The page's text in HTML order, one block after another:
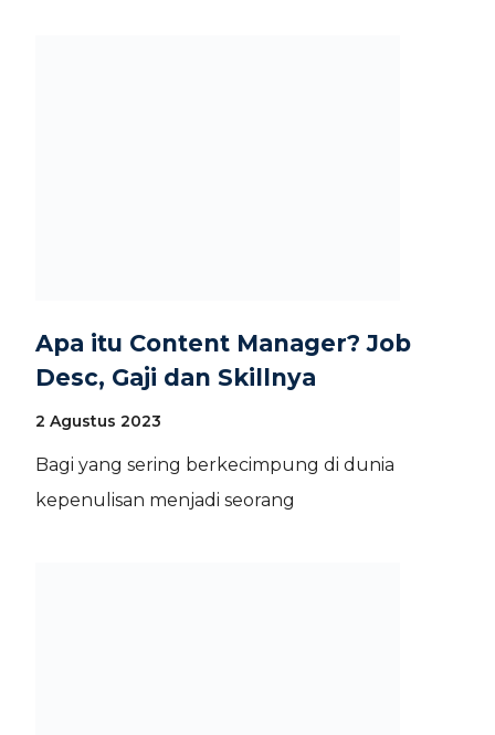
Apa itu Content Manager? Job
Desc, Gaji dan Skillnya
2 Agustus 2023
Bagi yang sering berkecimpung di dunia
kepenulisan menjadi seorang